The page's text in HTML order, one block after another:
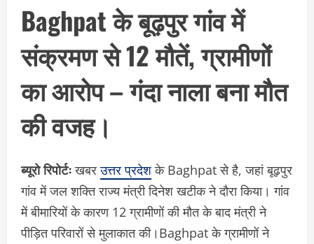
Baghpat के बूढ़पुर गांव में
संक्रमण से 12 मौतें, ग्रामीणों
का आरोप – गंदा नाला बना मौत
की वजह।
ब्यूरो रिपोर्टःखबरउत्तर प्रदेशके Baghpat से है, जहां बूढ़पुर
गांव में जल शक्ति राज्य मंत्री दिनेश खटीक ने दौरा किया। गांव
में बीमारियों के कारण 12 ग्रामीणों की मौत के बाद मंत्री ने
पीड़ित परिवारों से मुलाकात की।Baghpat के ग्रामीणों ने